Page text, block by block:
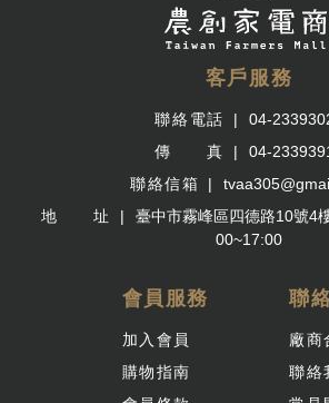
客戶服務
聯絡電話
04-
傳 真
04-
聯絡信箱
地 址
臺中市霧峰區四德路10號4
00~17:00
會員服務
加入會員
購物指南
聯
廠商
聯絡